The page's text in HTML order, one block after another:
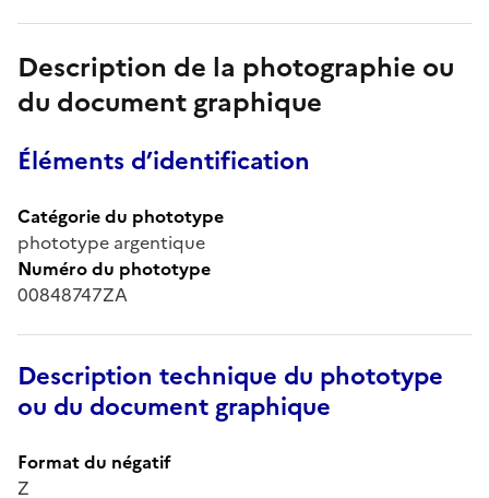
Description de la photographie ou
du document graphique
Éléments d’identification
Catégorie du phototype
phototype argentique
Numéro du phototype
00848747ZA
Description technique du phototype
ou du document graphique
Format du négatif
Z